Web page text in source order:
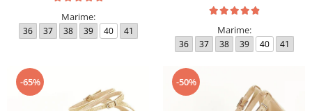
Marime:
36 37 38 39 40 41 Marime:
36 37 38 39 40 41
-65% -50%